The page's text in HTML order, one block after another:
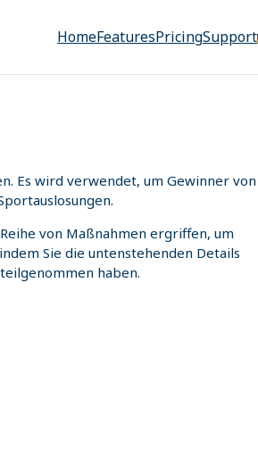
HomeFeaturesPricingSupport
Es wird verwendet, um Gewinner von
von Maßnahmen ergriffen, um
Sie die untenstehenden Details
haben.